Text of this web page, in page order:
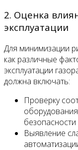
2. Оценка
эксплуатации
Для минимизации
как различные
эксплуатации
должна включать:
Проверку
Выявление